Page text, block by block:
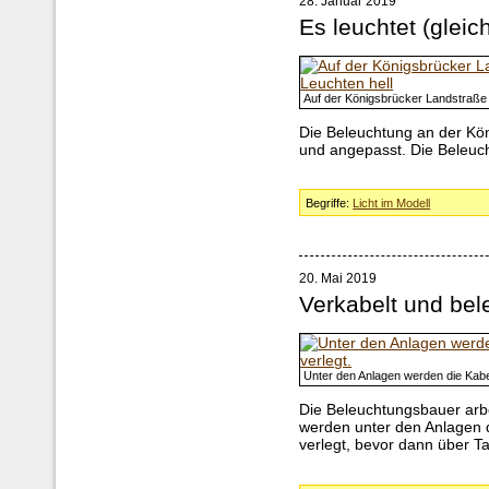
Es leuchtet
Auf der Königsbrücker
Die Beleuchtung an der
und angepasst. Die
Begriffe: Licht im Modell
20. Mai 2019
Verkabelt und
Unter den Anlagen werden die
Die Beleuchtungsbauer
werden unter den
verlegt, bevor dann über